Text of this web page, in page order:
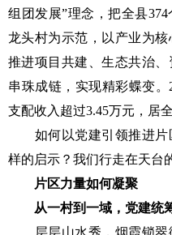
组团发展”理念，把全县
龙头村为示范，以产业为核
推进项目共建、生态共治
串珠成链，实现精彩蝶变
支配收入超过3.45万元，居
如何以党建引领推进片
样的启示？我们行走在天台
片区力量如何凝聚
从一村到一域，党建统
层层山水秀，烟霞锁翠